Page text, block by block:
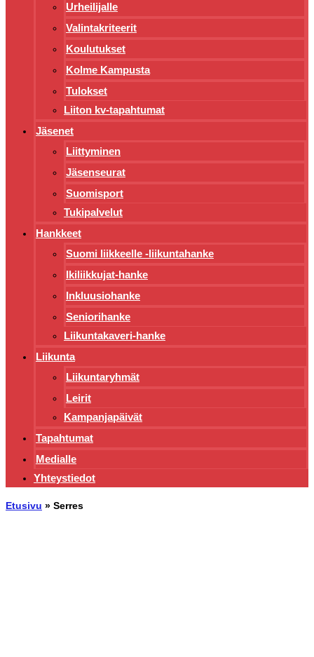
Urheilijalle
Valintakriteerit
Koulutukset
Kolme Kampusta
Tulokset
Liiton kv-tapahtumat
Jäsenet
Liittyminen
Jäsenseurat
Suomisport
Tukipalvelut
Hankkeet
Suomi liikkeelle -liikuntahanke
Ikiliikkujat-hanke
Inkluusiohanke
Seniorihanke
Liikuntakaveri-hanke
Liikunta
Liikuntaryhmät
Leirit
Kampanjapäivät
Tapahtumat
Medialle
Yhteystiedot
Etusivu » Serres